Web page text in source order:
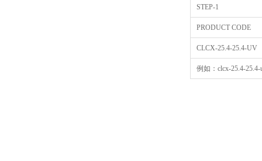
STEP-1
PRODUCT CODE
CLCX-25.4-25.4-UV
例如：clcx-25.4-